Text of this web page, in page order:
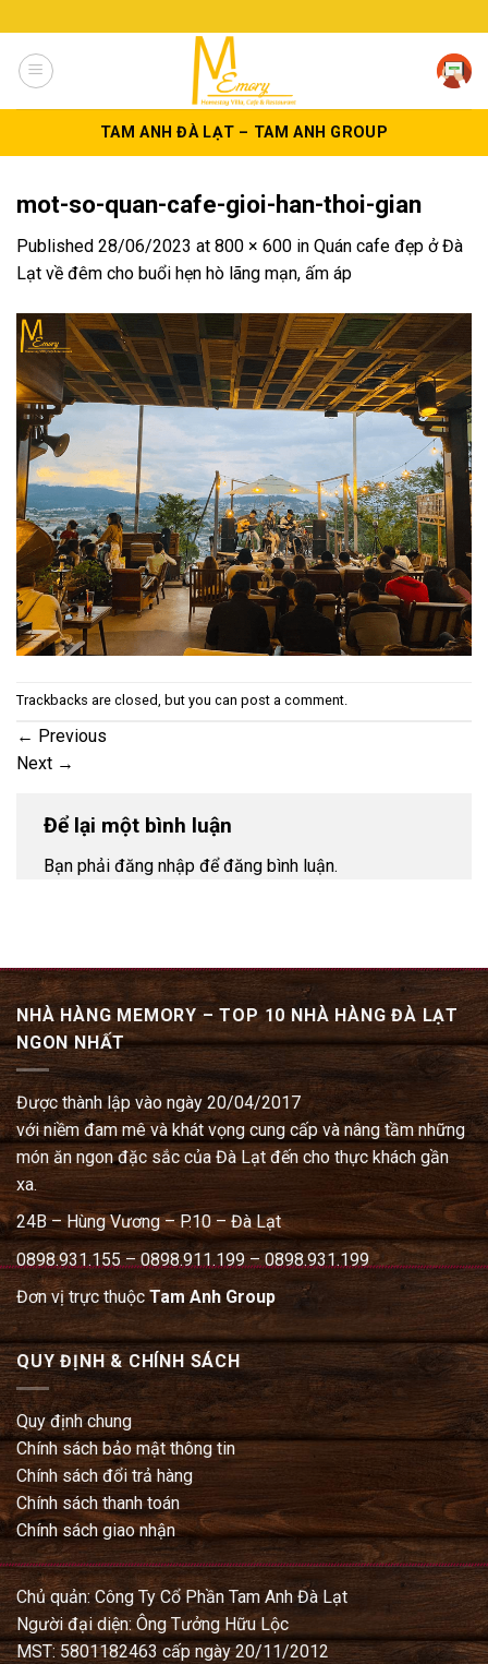
to
content
TAM ANH ĐÀ LẠT – TAM ANH GROUP
mot-so-quan-cafe-gioi-han-thoi-gian
Published 28/06/2023 at 800 × 600 in Quán cafe đẹp ở Đà
Lạt về đêm cho buổi hẹn hò lãng mạn, ấm áp
Trackbacks are closed, but you can post a comment.
← Previous
Next →
Để lại một bình luận
Bạn phải đăng nhập để đăng bình luận.
NHÀ HÀNG MEMORY – TOP 10 NHÀ HÀNG ĐÀ LẠT
NGON NHẤT
Được thành lập vào ngày 20/04/2017
với niềm đam mê và khát vọng cung cấp và nâng tầm những
món ăn ngon đặc sắc của Đà Lạt đến cho thực khách gần
xa.
24B – Hùng Vương – P.10 – Đà Lạt
0898.931.155 – 0898.911.199 – 0898.931.199
Đơn vị trực thuộcTam Anh Group
QUY ĐỊNH & CHÍNH SÁCH
Quy định chung
Chính sách bảo mật thông tin
Chính sách đổi trả hàng
Chính sách thanh toán
Chính sách giao nhận
Chủ quản: Công Ty Cổ Phần Tam Anh Đà Lạt
Người đại diện: Ông Tưởng Hữu Lộc
MST: 5801182463 cấp ngày 20/11/2012